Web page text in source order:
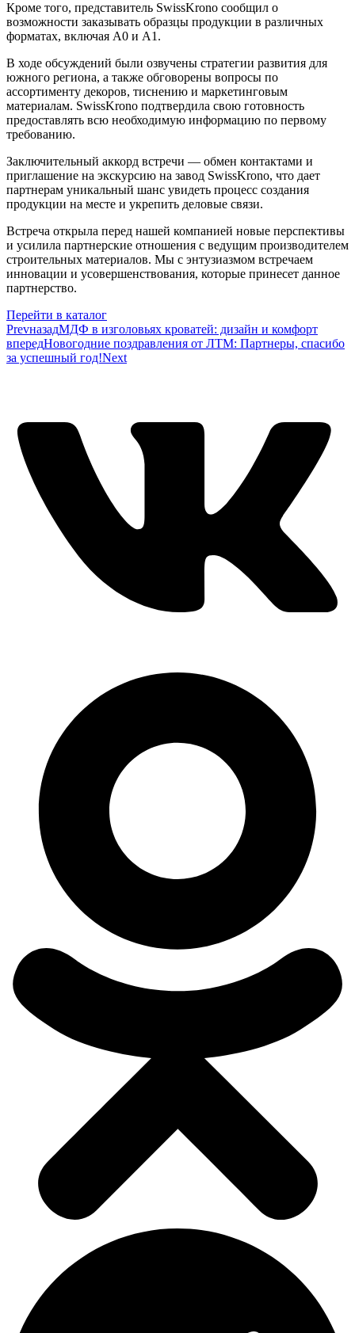
Кроме того, представитель SwissKrono сообщил о
возможности заказывать образцы продукции в различных
форматах, включая А0 и А1.
В ходе обсуждений были озвучены стратегии развития для
южного региона, а также обговорены вопросы по
ассортименту декоров, тиснению и маркетинговым
материалам. SwissKrono подтвердила свою готовность
предоставлять всю необходимую информацию по первому
требованию.
Заключительный аккорд встречи — обмен контактами и
приглашение на экскурсию на завод SwissKrono, что дает
партнерам уникальный шанс увидеть процесс создания
продукции на месте и укрепить деловые связи.
Встреча открыла перед нашей компанией новые перспективы
и усилила партнерские отношения с ведущим производителем
строительных материалов. Мы с энтузиазмом встречаем
инновации и усовершенствования, которые принесет данное
партнерство.
Перейти в каталог
PrevназадМДФ в изголовьях кроватей: дизайн и комфорт
впередНовогодние поздравления от ЛТМ: Партнеры, спасибо
за успешный год!Next